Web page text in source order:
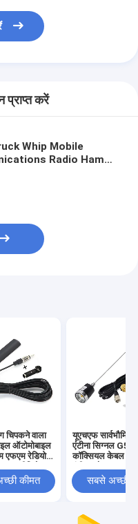
प्राप्त करें
Whip Mobile
Radio Ham
चिपकने वाला
ऑटोमोबाइल
एफएम रेडियो
के लिए
कीमत
यूएचएफ सार्वभौमिक
एंटीना सिग्नल G58
कॉक्सियल केबल
रेडियो ट्रांससीवर के
NMO माउंट
सबसे अच्छी